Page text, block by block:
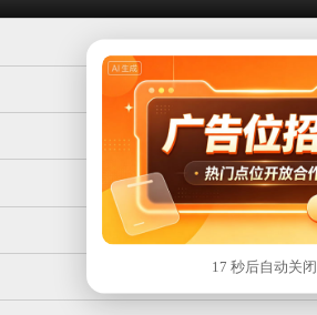
17 秒后自动关闭